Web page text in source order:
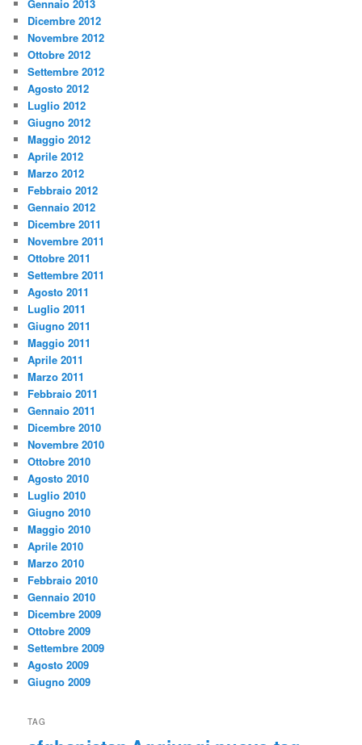
Gennaio 2013
Dicembre 2012
Novembre 2012
Ottobre 2012
Settembre 2012
Agosto 2012
Luglio 2012
Giugno 2012
Maggio 2012
Aprile 2012
Marzo 2012
Febbraio 2012
Gennaio 2012
Dicembre 2011
Novembre 2011
Ottobre 2011
Settembre 2011
Agosto 2011
Luglio 2011
Giugno 2011
Maggio 2011
Aprile 2011
Marzo 2011
Febbraio 2011
Gennaio 2011
Dicembre 2010
Novembre 2010
Ottobre 2010
Agosto 2010
Luglio 2010
Giugno 2010
Maggio 2010
Aprile 2010
Marzo 2010
Febbraio 2010
Gennaio 2010
Dicembre 2009
Ottobre 2009
Settembre 2009
Agosto 2009
Giugno 2009
TAG